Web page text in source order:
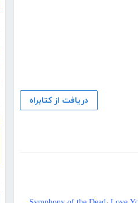
دریافت از کتابراه